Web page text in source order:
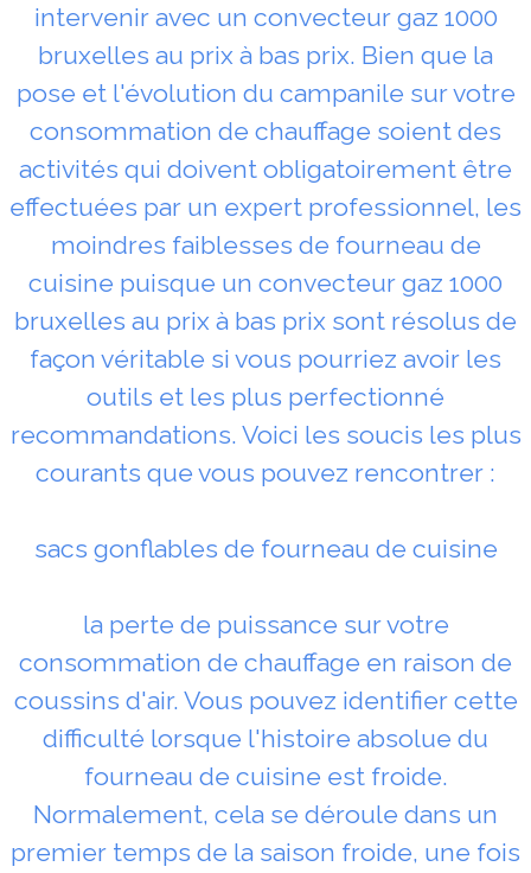
intervenir avec un convecteur gaz 1000
bruxelles au prix à bas prix. Bien que la
pose et l'évolution du campanile sur votre
consommation de chauffage soient des
activités qui doivent obligatoirement être
effectuées par un expert professionnel, les
moindres faiblesses de fourneau de
cuisine puisque un convecteur gaz 1000
bruxelles au prix à bas prix sont résolus de
façon véritable si vous pourriez avoir les
outils et les plus perfectionné
recommandations. Voici les soucis les plus
courants que vous pouvez rencontrer :
sacs gonflables de fourneau de cuisine
la perte de puissance sur votre
consommation de chauffage en raison de
coussins d'air. Vous pouvez identifier cette
difficulté lorsque l'histoire absolue du
fourneau de cuisine est froide.
Normalement, cela se déroule dans un
premier temps de la saison froide, une fois